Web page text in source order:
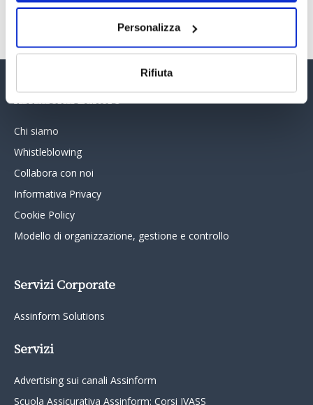
Personalizza
Rifiuta
TUTTI GLI ARTICOLI DEL MESE
Assinform Editore
Chi siamo
Whistleblowing
Collabora con noi
Informativa Privacy
Cookie Policy
Modello di organizzazione, gestione e controllo
Servizi Corporate
Assinform Solutions
Servizi
Advertising sui canali Assinform
Scuola Assicurativa Assinform: Corsi IVASS